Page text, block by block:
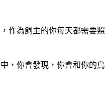
作為飼主的你每天都需要照
，你會發現，你會和你的鳥